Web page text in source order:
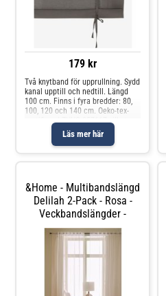
179 kr
Läs mer här
Två knytband för upprullning. Sydd
kanal upptill och nedtill. Längd
100 cm. Finns i fyra bredder: 80,
100, 120 och 140 cm. Oeko-tex-
certifierad ZHHO 057117 vilket
innebär att produkten har testats
och uppfyller Oeko-tex krav för att
inte orsaka några
&Home - Multibandslängd
Delilah 2-Pack - Rosa -
Veckbandslängder -